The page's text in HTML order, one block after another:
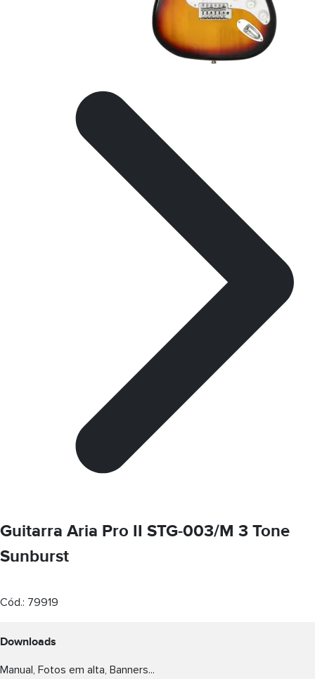
Guitarra Aria Pro II STG-003/M 3 Tone
Sunburst
Cód.: 79919
Downloads
Manual, Fotos em alta, Banners...